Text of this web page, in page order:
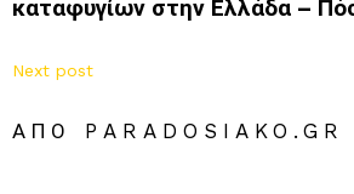
καταφυγίων στην Ελλάδα –
Next post
ΑΠΌ PARADOSIAKO.GR